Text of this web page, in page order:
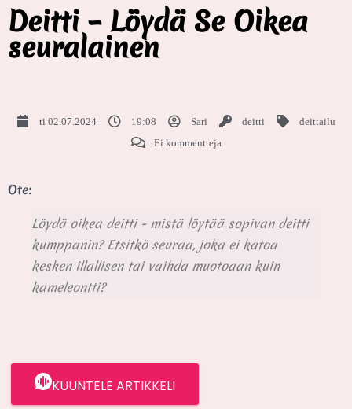
Deitti – Löydä Se Oikea
seuralainen
ti 02.07.2024 19:08 Sari deitti
deittailu
Ei kommentteja
Ote:
Löydä oikea deitti - mistä löytää sopivan deitti
kumppanin? Etsitkö seuraa, joka ei katoa
kesken illallisen tai vaihda muotoaan kuin
kameleontti?
KUUNTELE ARTIKKELI